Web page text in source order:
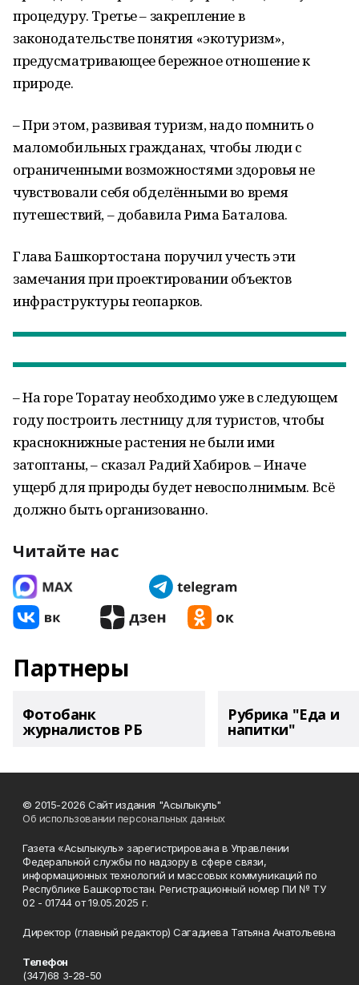
процедуру. Третье – закрепление в
законодательстве понятия «экотуризм»,
предусматривающее бережное отношение к
природе.
– При этом, развивая туризм, надо помнить о
маломобильных гражданах, чтобы люди с
ограниченными возможностями здоровья не
чувствовали себя обделёнными во время
путешествий, – добавила Рима Баталова.
Глава Башкортостана поручил учесть эти
замечания при проектировании объектов
инфраструктуры геопарков.
– На горе Торатау необходимо уже в следующем
году построить лестницу для туристов, чтобы
краснокнижные растения не были ими
затоптаны, – сказал Радий Хабиров. – Иначе
ущерб для природы будет невосполнимым. Всё
должно быть организованно.
Читайте нас
Партнеры
Фотобанк
журналистов РБ
Рубрика "Еда и
напитки"
© 2015-2026 Сайт издания "Асылыкуль"
Об использовании персональных данных
Газета «Асылыкуль» зарегистрирована в Управлении
Федеральной службы по надзору в сфере связи,
информационных технологий и массовых коммуникаций по
Республике Башкортостан. Регистрационный номер ПИ № ТУ
02 - 01744 от 19.05.2025 г.
Директор (главный редактор) Сагадиева Татьяна Анатольевна
Телефон
(347)68 3-28-50